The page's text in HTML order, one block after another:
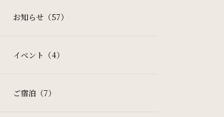
お知らせ（57）
イベント（4）
ご宿泊（7）